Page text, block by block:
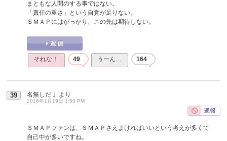
まともな人間のする事ではない。
「責任の重さ」という自覚が足りない。
ＳＭＡＰにはがっかり、この先は期待しない。
それな！ 49 うーん… 164
39 名無しだＪ より
2016年1月19日 1:50 PM
ＳＭＡＰファンは、ＳＭＡＰさえよければいいという考えが多くて
自己中が多いですね。